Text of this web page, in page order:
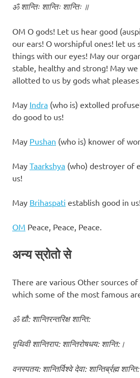
ॐ शान्तिः शान्तिः शान्तिः ॥
OM O gods! Let us hear good
our ears! O worshipful ones! let us
things with our eyes! May our
stable, healthy and strong! May
allotted to us by gods what pleases
May Indra (who is) extolled
do good to us!
May Pushan (who is) knower of
May Taarkshya (who) destroyer of
us!
May Brihaspati establish good in us!
OM Peace, Peace, Peace.
अन्य स्रोतो से
There are various Other sources
which some of the most famous
ॐ द्यौ: शान्तिरन्तरिक्ष शान्ति:
पृथिवी शान्तिराप: शान्तिरोषधय: शान्ति:।
वनस्पतय: शान्तिर्विश्वे देवा: शान्तिर्ब्रह्म शान्ति: